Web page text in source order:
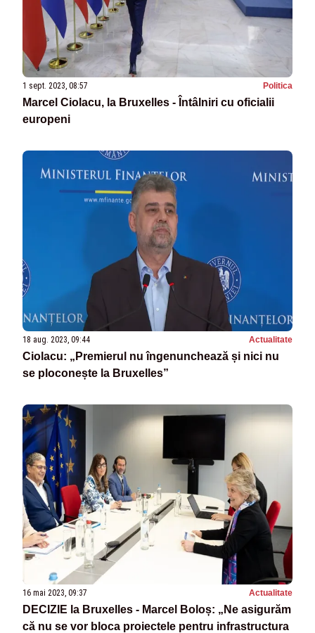
1 sept. 2023, 08:57 Politica
Marcel Ciolacu, la Bruxelles - Întâlniri cu oficialii
europeni
18 aug. 2023, 09:44 Actualitate
Ciolacu: „Premierul nu îngenunchează și nici nu
se ploconește la Bruxelles”
16 mai 2023, 09:37 Actualitate
DECIZIE la Bruxelles - Marcel Boloș: „Ne asigurăm
că nu se vor bloca proiectele pentru infrastructura